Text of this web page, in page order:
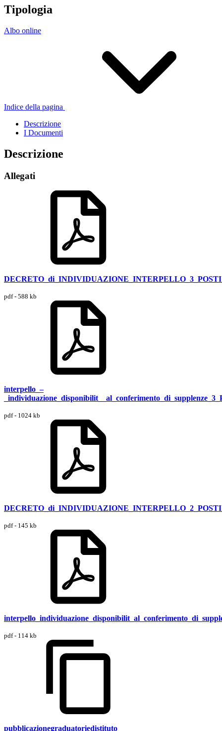
Tipologia
Albo online
Indice della pagina
Descrizione
I Documenti
Descrizione
Allegati
pdf - 588 kb
interpello_–
pdf - 1024 kb
pdf - 145 kb
pdf - 114 kb
pubblicazionegraduatoriedistituto